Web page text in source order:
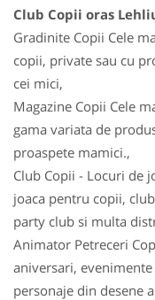
Club Copii oras
Gradinite Copii Cele
copii, private sau cu
cei mici,
Magazine Copii Cele
gama variata de
proaspete mamici.,
Club Copii - Locuri de
joaca pentru copii,
party club si multa
Animator Petreceri
aniversari,
personaje din desene